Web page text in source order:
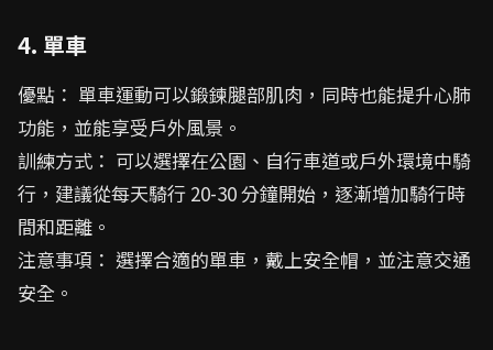
4. 單車
優點： 單車運動可以鍛鍊腿部肌肉，同時也能提升心肺
功能，並能享受戶外風景。
訓練方式： 可以選擇在公園、自行車道或戶外環境中騎
行，建議從每天騎行 20-30 分鐘開始，逐漸增加騎行時
間和距離。
注意事項： 選擇合適的單車，戴上安全帽，並注意交通
安全。